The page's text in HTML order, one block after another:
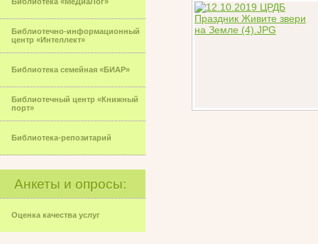
Библиотечно-информационный
центр «Интеллект»
Библиотека семейная «БИАР»
Библиотечный центр «Книжный
порт»
Библиотека-репозитарий
Анкеты и опросы:
Оценка качества услуг